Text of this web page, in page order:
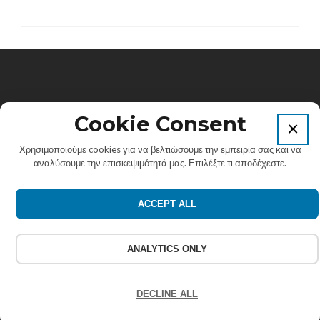
Πανεπιστήμιο Αιγαίου. Κτίριο Λυμπέρη, Παλαμά 2 &
Γοργύρας, Τ.Κ. 83200, Καρλόβασι, Σάμος.
Εmail: info@elearn-aegean.gr
Facebook
Linkedin
Instagram
Copyright © 2026 Εργαστήριο Πληροφοριακών
×
Cookie Consent
Χρησιμοποιούμε cookies για να βελτιώσουμε την εμπειρία σας και να
αναλύσουμε την επισκεψιμότητά μας. Επιλέξτε τι αποδέχεστε.
ACCEPT ALL
ANALYTICS ONLY
DECLINE ALL